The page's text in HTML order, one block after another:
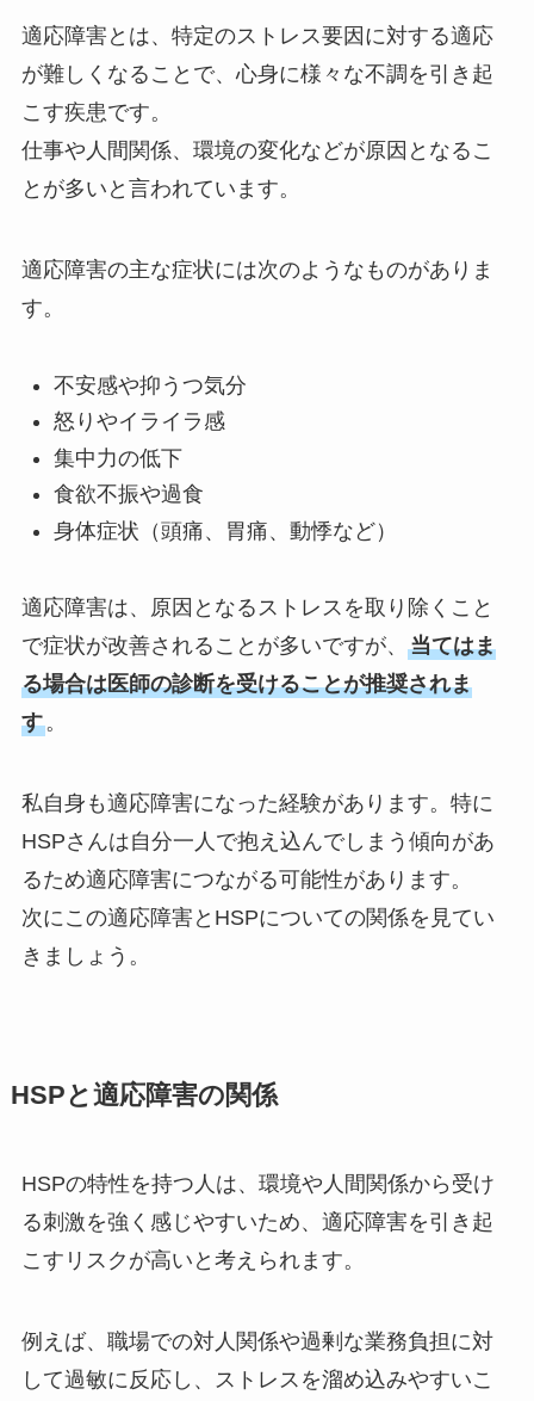
適応障害とは、特定のストレス要因に対する適応
が難しくなることで、心身に様々な不調を引き起
こす疾患です。
仕事や人間関係、環境の変化などが原因となるこ
とが多いと言われています。
適応障害の主な症状には次のようなものがありま
す。
不安感や抑うつ気分
怒りやイライラ感
集中力の低下
食欲不振や過食
身体症状（頭痛、胃痛、動悸など）
適応障害は、原因となるストレスを取り除くこと
で症状が改善されることが多いですが、 当てはま
る場合は医師の診断を受けることが推奨されま
す。
私自身も適応障害になった経験があります。特に
HSPさんは自分一人で抱え込んでしまう傾向があ
るため適応障害につながる可能性があります。
次にこの適応障害とHSPについての関係を見てい
きましょう。
HSPと適応障害の関係
HSPの特性を持つ人は、環境や人間関係から受け
る刺激を強く感じやすいため、適応障害を引き起
こすリスクが高いと考えられます。
例えば、職場での対人関係や過剰な業務負担に対
して過敏に反応し、ストレスを溜め込みやすいこ